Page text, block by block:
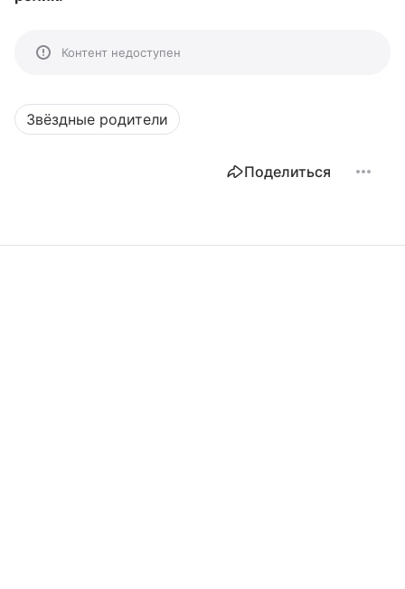
Контент недоступен
Звёздные родители
Поделиться